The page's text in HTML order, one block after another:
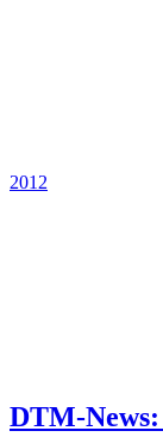
2012
DTM-